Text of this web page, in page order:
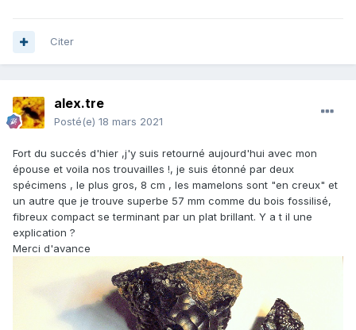
Citer
alex.tre
Posté(e) 18 mars 2021
Fort du succés d'hier ,j'y suis retourné aujourd'hui avec mon
épouse et voila nos trouvailles !, je suis étonné par deux
spécimens , le plus gros, 8 cm , les mamelons sont "en creux" et
un autre que je trouve superbe 57 mm comme du bois fossilisé,
fibreux compact se terminant par un plat brillant. Y a t il une
explication ?
Merci d'avance